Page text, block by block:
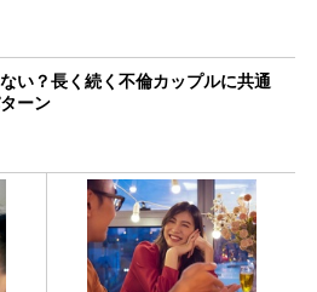
い？長く続く不倫カップルに共通
ーン